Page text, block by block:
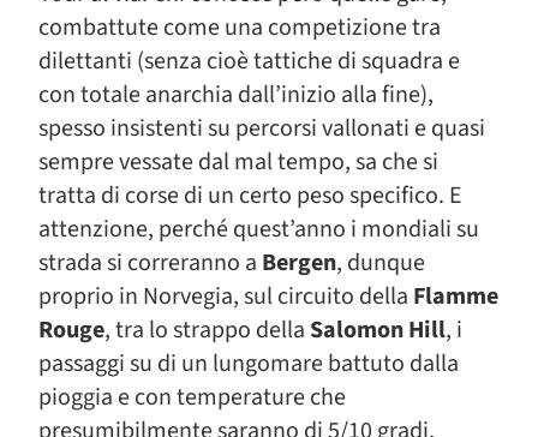
combattute come una competizione tra
dilettanti (senza cioè tattiche di squadra e
con totale anarchia dall’inizio alla fine),
spesso insistenti su percorsi vallonati e quasi
sempre vessate dal mal tempo, sa che si
tratta di corse di un certo peso specifico. E
attenzione, perché quest’anno i mondiali su
strada si correranno a Bergen, dunque
proprio in Norvegia, sul circuito della Flamme
Rouge, tra lo strappo della Salomon Hill, i
passaggi su di un lungomare battuto dalla
pioggia e con temperature che